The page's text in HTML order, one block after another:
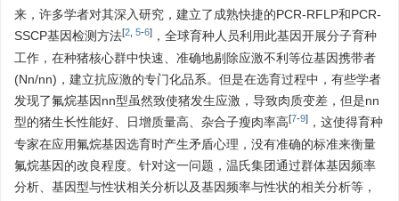
来，许多学者对其深入研究，建立了成熟快捷的PCR-RFLP和PCR-
SSCP基因检测方法[2 5-6] ，全球育种人员利用此基因开展分子育种
工作，在种猪核心群中快速、准确地剔除应激不利等位基因携带者
(Nn/nn)，建立抗应激的专门化品系。但是在选育过程中，有些学者
发现了氟烷基因nn型虽然致使猪发生应激，导致肉质变差，但是nn
型的猪生长性能好、日增质量高、杂合子瘦肉率高[7-9] ，这使得育种
专家在应用氟烷基因选育时产生矛盾心理，没有准确的标准来衡量
氟烷基因的改良程度。针对这一问题，温氏集团通过群体基因频率
分析、基因型与性状相关分析以及基因频率与性状的相关分析等，